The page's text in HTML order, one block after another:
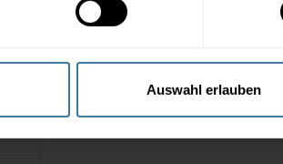
Auswahl erlauben